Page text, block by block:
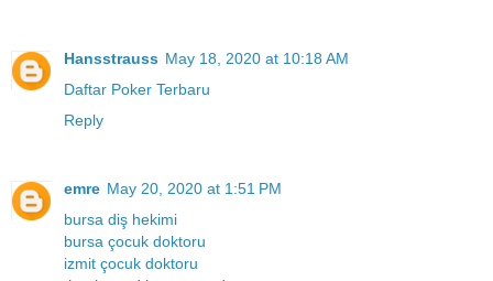
Hansstrauss May 18, 2020 at 10:18 AM
Daftar Poker Terbaru
Reply
emre May 20, 2020 at 1:51 PM
bursa diş hekimi
bursa çocuk doktoru
izmit çocuk doktoru